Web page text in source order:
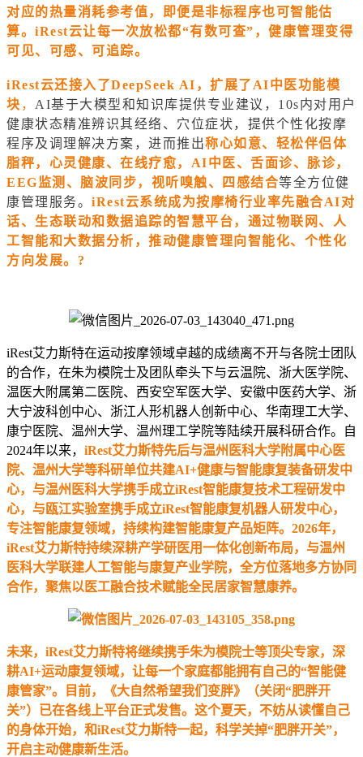
对应的热量消耗参考值，即便是非标程序也可智能估
算。iRest云让每一次放松都“有数可查”，健康管理变得
可见、可感、可追踪。
iRest云还接入了DeepSeek AI， 扩展了AI中医功能模
块 ， AI基于大模型和知识库提供专业建议，10s内对用户
健康状态精准辨识其经络、穴位症状，提供个性化按摩
程序及调理解决方案，进而推出称心如意、轻松伴侣体
脂秤，心灵健康、在线疗愈，AI中医、 舌面诊、脉诊，
EEG监测、脑波同步，视听嗅触、四感结合等全方位健
康管理服务。 iRest云系统成为按摩椅行业率先融合AI对
话、生态联动和数据追踪的智慧平台，通过物联网、人
工智能和大数据分析，推动健康管理向智能化、个性化
方向发展。?
iRest艾力斯特在运动按摩领域卓越的成绩离不开与各院士团队
的合作，在朱为模院士及团队牵头下与云温院、浙大医学院、
温医大附属第二医院、西安空军医大学、安徽中医药大学、浙
大宁波科创中心、浙江人形机器人创新中心、华南理工大学、
康宁医院、温州大学、温州理工学院等陆续开展科研合作。自
2024年以来， iRest艾力斯特先后与温州医科大学附属中心医
院、温州大学等科研单位共建AI+健康与智能康复装备研发中
心，与温州医科大学携手成立iRest智能康复技术工程研发中
心，与 瓯江实验室携手成立iRest智能康复机器人研发中心，
专注智能康复领域，持续构建智能康复产品矩阵。2026年，
iRest艾力斯特持续深耕产学研医用一体化创新布局，与温州
医科大学联建人工智能与康复产业学院，全方位落地多方协同
合作，聚焦以医工融合技术赋能全民居家智慧康养。
未来，iRest艾力斯特将继续携手朱为模院士等顶尖专家，深
耕AI+运动康复领域，让每一个家庭都能拥有自己的“智能健
康管家”。目前，《大自然希望我们变胖》（关闭“肥胖开
关”）已在各线上平台正式发售。这个夏天，不妨从读懂自己
的身体开始，和iRest艾力斯特一起，科学关掉“肥胖开关”，
开启主动健康新生活。